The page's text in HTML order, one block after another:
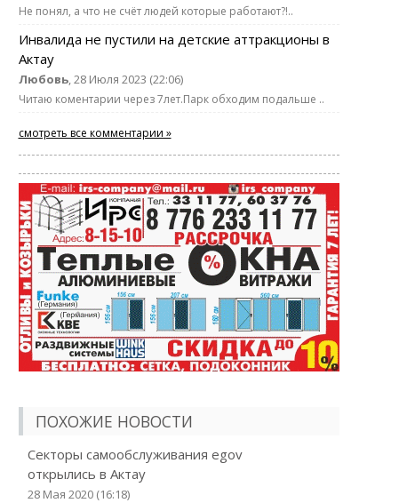
Не понял, а что не счёт людей которые работают?!..
Инвалида не пустили на детские аттракционы в
Актау
Любовь, 28 Июля 2023 (22:06)
Читаю коментарии через 7лет.Парк обходим подальше ..
смотреть все комментарии »
ПОХОЖИЕ НОВОСТИ
Секторы самообслуживания egov
открылись в Актау
28 Мая 2020 (16:18)